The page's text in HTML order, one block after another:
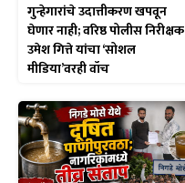
गुन्हेगारांचे उदात्तीकरण खपवून
घेणार नाही; वरिष्ठ पोलीस निरीक्षक
उमेश गित्ते यांचा ‘सोशल
मीडिया’वरही वॉच